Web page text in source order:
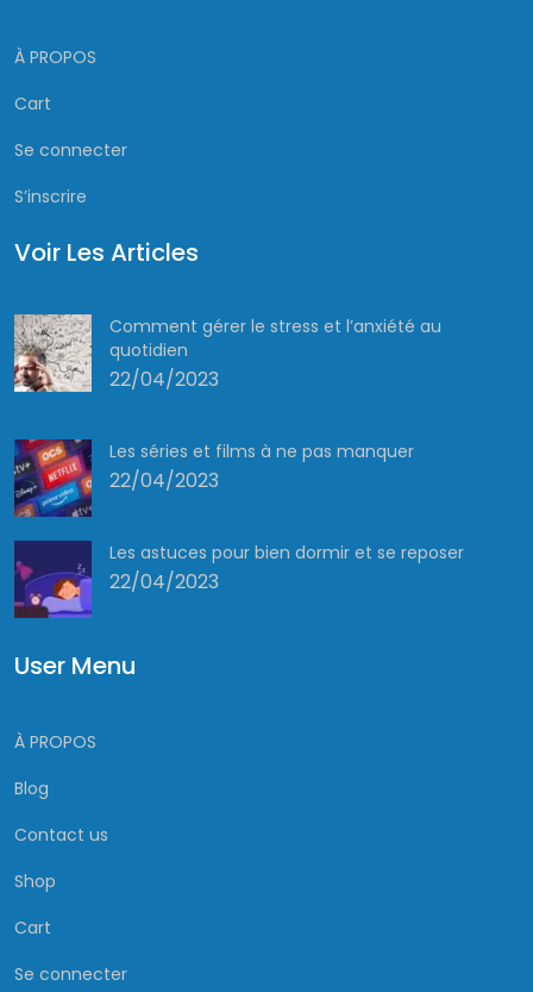
À PROPOS
Cart
Se connecter
S’inscrire
Voir Les Articles
Comment gérer le stress et l’anxiété au
quotidien
22/04/2023
Les séries et films à ne pas manquer
22/04/2023
Les astuces pour bien dormir et se reposer
22/04/2023
User Menu
À PROPOS
Blog
Contact us
Shop
Cart
Se connecter